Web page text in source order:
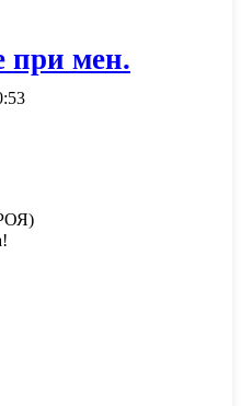
при мен.